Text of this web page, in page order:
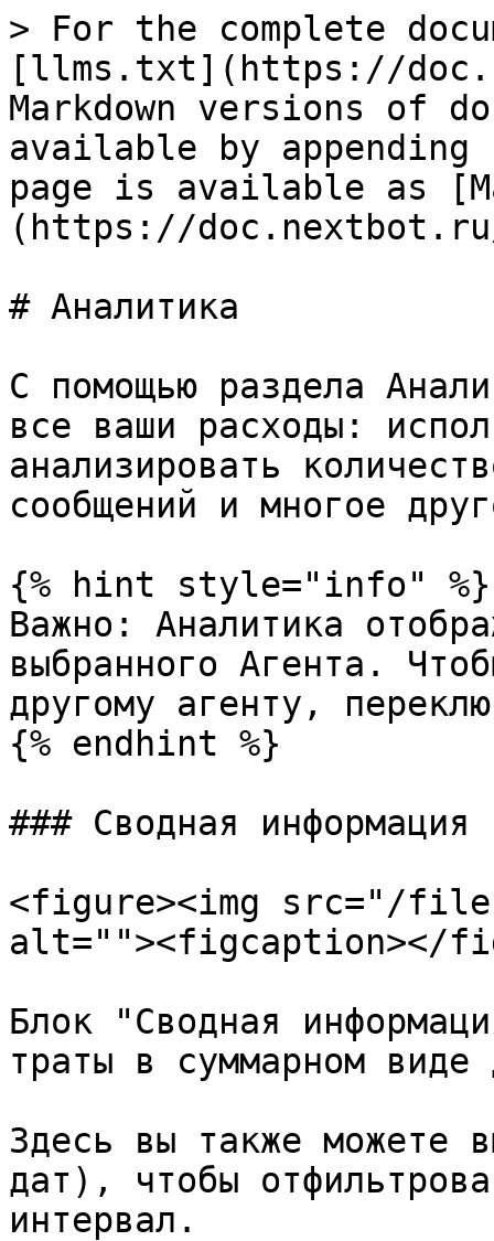
> For the complete
[llms.txt](https://
Markdown versions of
available by
page is available as
(https://
# Аналитика
С помощью раздела
все ваши расходы:
анализировать
сообщений и многое
{% hint style="info" %}
Важно: Аналитика
выбранного Агента.
другому агенту,
{% endhint %}
### Сводная информация
<figure><img src="/
alt=""><figcaption></
Блок "Сводная
траты в суммарном
Здесь вы также можете
дат), чтобы
интервал.